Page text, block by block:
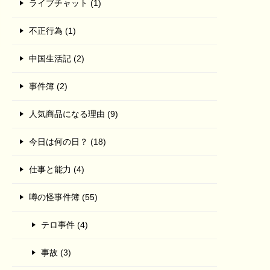
ライブチャット (1)
不正行為 (1)
中国生活記 (2)
事件簿 (2)
人気商品になる理由 (9)
今日は何の日？ (18)
仕事と能力 (4)
噂の怪事件簿 (55)
テロ事件 (4)
事故 (3)